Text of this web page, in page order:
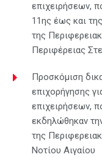
επιχειρήσεων,
11ης έως και
της
Περιφέρειας
Προσκόμιση
επιχορήγησης
επιχειρήσεων,
εκδηλώθηκαν
της
Νοτίου Αιγαίου